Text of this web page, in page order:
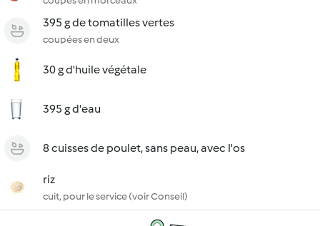
395 g de tomatilles vertes
coupées en deux
30 g d'huile végétale
395 g d'eau
8 cuisses de poulet, sans peau, avec l'os
riz
cuit, pour le service (voir Conseil)